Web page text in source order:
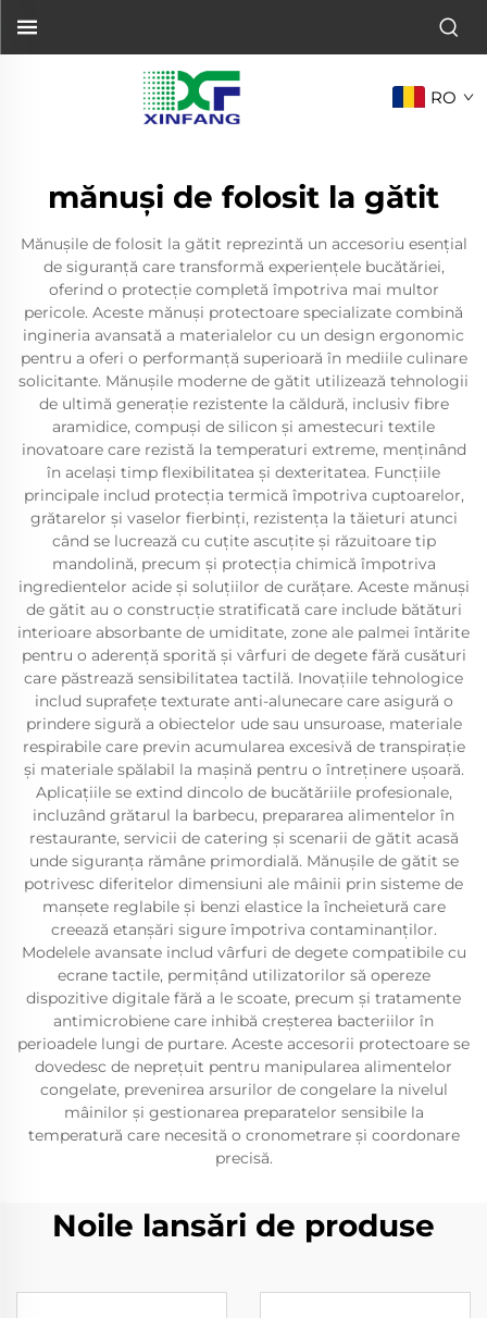
RO
mănuși de folosit la gătit
Mănușile de folosit la gătit reprezintă un accesoriu esențial
de siguranță care transformă experiențele bucătăriei,
oferind o protecție completă împotriva mai multor
pericole. Aceste mănuși protectoare specializate combină
ingineria avansată a materialelor cu un design ergonomic
pentru a oferi o performanță superioară în mediile culinare
solicitante. Mănușile moderne de gătit utilizează tehnologii
de ultimă generație rezistente la căldură, inclusiv fibre
aramidice, compuși de silicon și amestecuri textile
inovatoare care rezistă la temperaturi extreme, menținând
în același timp flexibilitatea și dexteritatea. Funcțiile
principale includ protecția termică împotriva cuptoarelor,
grătarelor și vaselor fierbinți, rezistența la tăieturi atunci
când se lucrează cu cuțite ascuțite și răzuitoare tip
mandolină, precum și protecția chimică împotriva
ingredientelor acide și soluțiilor de curățare. Aceste mănuși
de gătit au o construcție stratificată care include bătături
interioare absorbante de umiditate, zone ale palmei întărite
pentru o aderență sporită și vârfuri de degete fără cusături
care păstrează sensibilitatea tactilă. Inovațiile tehnologice
includ suprafețe texturate anti-alunecare care asigură o
prindere sigură a obiectelor ude sau unsuroase, materiale
respirabile care previn acumularea excesivă de transpirație
și materiale spălabil la mașină pentru o întreținere ușoară.
Aplicațiile se extind dincolo de bucătăriile profesionale,
incluzând grătarul la barbecu, prepararea alimentelor în
restaurante, servicii de catering și scenarii de gătit acasă
unde siguranța rămâne primordială. Mănușile de gătit se
potrivesc diferitelor dimensiuni ale mâinii prin sisteme de
manșete reglabile și benzi elastice la încheietură care
creează etanșări sigure împotriva contaminanților.
Modelele avansate includ vârfuri de degete compatibile cu
ecrane tactile, permițând utilizatorilor să opereze
dispozitive digitale fără a le scoate, precum și tratamente
antimicrobiene care inhibă creșterea bacteriilor în
perioadele lungi de purtare. Aceste accesorii protectoare se
dovedesc de neprețuit pentru manipularea alimentelor
congelate, prevenirea arsurilor de congelare la nivelul
mâinilor și gestionarea preparatelor sensibile la
temperatură care necesită o cronometrare și coordonare
precisă.
Noile lansări de produse